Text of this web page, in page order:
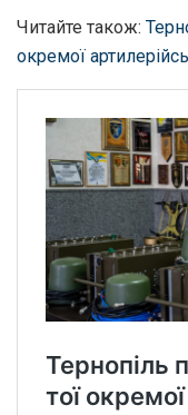
Читайте також:
окремої